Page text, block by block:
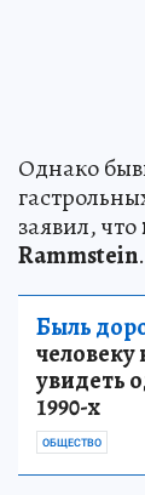
Однако
заявил, что
Rammstein
Быль
увидеть
1990-х
ОБЩЕСТВО